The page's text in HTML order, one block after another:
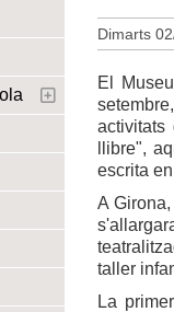
Dimarts
El
activitats
llibre",
escrita
A
taller
La